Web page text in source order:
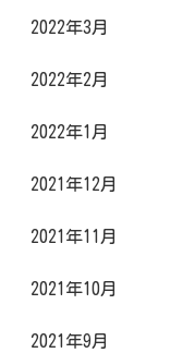
2022年3月
2022年2月
2022年1月
2021年12月
2021年11月
2021年10月
2021年9月